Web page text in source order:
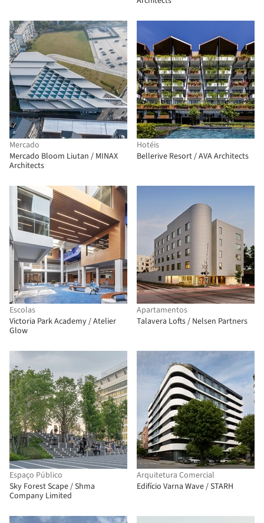
Mercado
Mercado Bloom Liutan / MINAX
Architects
Hotéis
Bellerive Resort / AVA Architects
Escolas
Victoria Park Academy / Atelier
Glow
Apartamentos
Talavera Lofts / Nelsen Partners
Espaço Público
Sky Forest Scape / Shma
Company Limited
Arquitetura Comercial
Edifício Varna Wave / STARH